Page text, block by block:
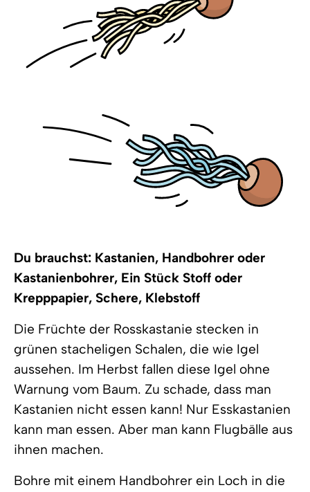
Du brauchst: Kastanien, Handbohrer oder
Kastanienbohrer, Ein Stück Stoff oder
Krepppapier, Schere, Klebstoff
Die Früchte der Rosskastanie stecken in
grünen stacheligen Schalen, die wie Igel
aussehen. Im Herbst fallen diese Igel ohne
Warnung vom Baum. Zu schade, dass man
Kastanien nicht essen kann! Nur Esskastanien
kann man essen. Aber man kann Flugbälle aus
ihnen machen.
Bohre mit einem Handbohrer ein Loch in die